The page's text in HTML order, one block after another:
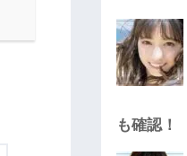
も確認！